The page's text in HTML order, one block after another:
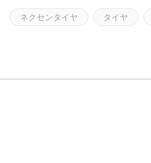
ネクセンタイヤ タイヤ